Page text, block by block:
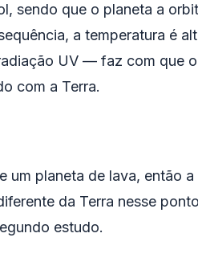
sendo que o planeta a
a temperatura é
UV — faz com que
com a Terra.
um planeta de lava, então
da Terra nesse
estudo.